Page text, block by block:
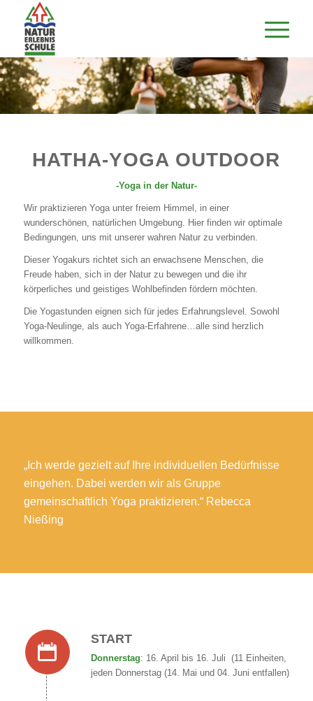
HATHA-YOGA OUTDOOR
-Yoga in der Natur-
Wir praktizieren Yoga unter freiem Himmel, in einer
wunderschönen, natürlichen Umgebung. Hier finden wir optimale
Bedingungen, uns mit unserer wahren Natur zu verbinden.
Dieser Yogakurs richtet sich an erwachsene Menschen, die
Freude haben, sich in der Natur zu bewegen und die ihr
körperliches und geistiges Wohlbefinden fördern möchten.
Die Yogastunden eignen sich für jedes Erfahrungslevel. Sowohl
Yoga-Neulinge, als auch Yoga-Erfahrene…alle sind herzlich
willkommen.
„Ich werde gezielt auf Ihre individuellen Bedürfnisse
eingehen. Dabei werden wir als Gruppe
gemeinschaftlich Yoga praktizieren.“ Rebecca
Nießing
START
Donnerstag: 16. April bis 16. Juli (11 Einheiten,
jeden Donnerstag (14. Mai und 04. Juni entfallen)